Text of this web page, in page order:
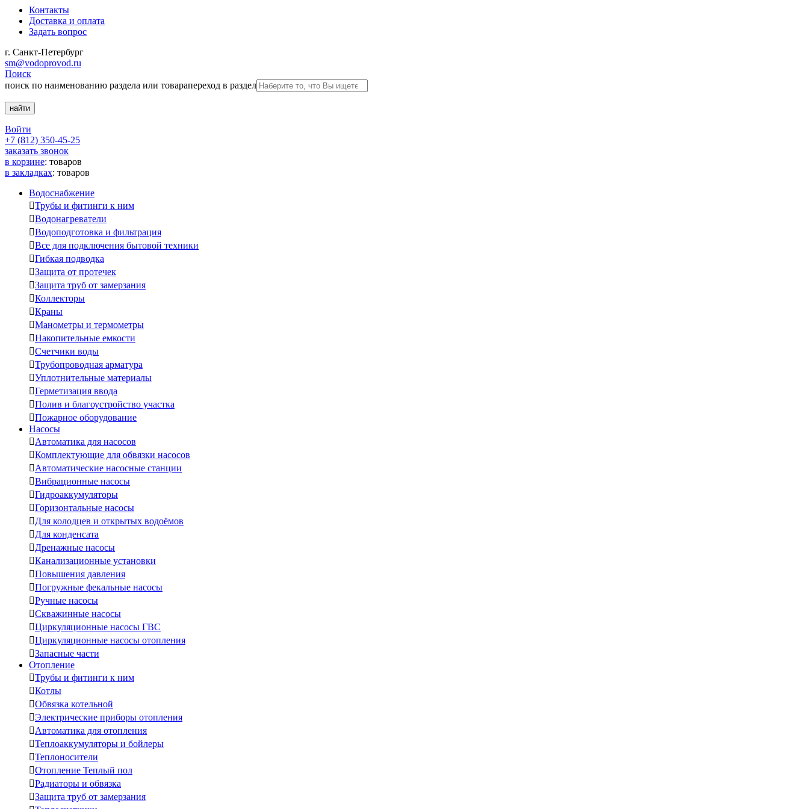
Контакты
Доставка и оплата
Задать вопрос
г. Санкт-Петербург
sm@vodoprovod.ru
Поиск
поиск по наименованию раздела или товарапереход в раздел
Войти
+7 (812) 350-45-25
заказать звонок
в корзине: товаров
в закладках: товаров
Водоснабжение
Трубы и фитинги к ним
Водонагреватели
Водоподготовка и фильтрация
Все для подключения бытовой техники
Гибкая подводка
Защита от протечек
Защита труб от замерзания
Коллекторы
Краны
Манометры и термометры
Накопительные емкости
Счетчики воды
Трубопроводная арматура
Уплотнительные материалы
Герметизация ввода
Полив и благоустройство участка
Пожарное оборудование
Насосы
Автоматика для насосов
Комплектующие для обвязки насосов
Автоматические насосные станции
Вибрационные насосы
Гидроаккумуляторы
Горизонтальные насосы
Для колодцев и открытых водоёмов
Для конденсата
Дренажные насосы
Канализационные установки
Повышения давления
Погружные фекальные насосы
Ручные насосы
Скважинные насосы
Циркуляционные насосы ГВС
Циркуляционные насосы отопления
Запасные части
Отопление
Трубы и фитинги к ним
Котлы
Обвязка котельной
Электрические приборы отопления
Автоматика для отопления
Теплоаккумуляторы и бойлеры
Теплоносители
Отопление Теплый пол
Радиаторы и обвязка
Защита труб от замерзания